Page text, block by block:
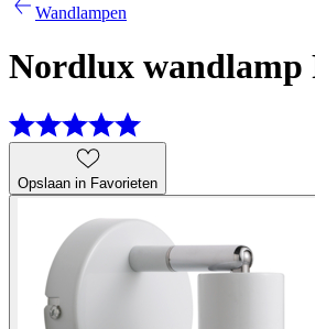
Wandlampen
Nordlux wandlamp
Opslaan in Favorieten